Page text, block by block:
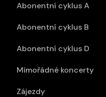
Abonentní cyklus A
Abonentní cyklus B
Abonentní cyklus D
Mimořádné koncerty
Zájezdy